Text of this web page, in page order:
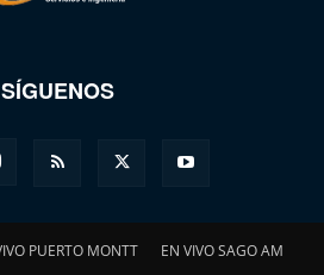
SÍGUENOS
PUERTO MONTT EN VIVO SAGO AM